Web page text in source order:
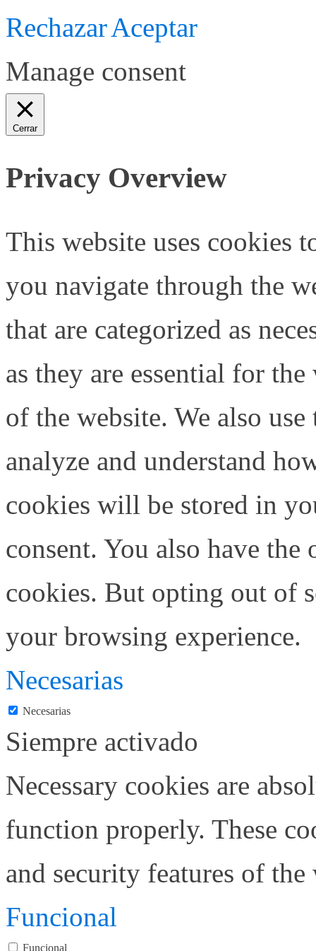
RechazarAceptar
Manage consent
Cerrar
Privacy Overview
This website uses cookies
you navigate through the
that are categorized as
as they are essential for
of the website. We also
analyze and understand
cookies will be stored in
consent. You also have
cookies. But opting out of
your browsing experience.
Necesarias
Necesarias
Siempre activado
Necessary cookies are
function properly. These
and security features of
Funcional
Funcional